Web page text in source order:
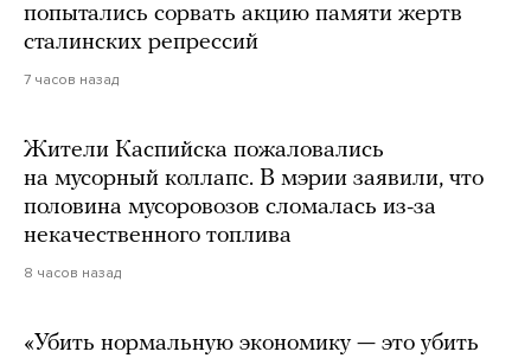
попытались сорвать акцию памяти жертв
сталинских репрессий
7 часов назад
Жители Каспийска пожаловались
на мусорный коллапс. В мэрии заявили, что
половина мусоровозов сломалась из-за
некачественного топлива
8 часов назад
«Убить нормальную экономику — это убить